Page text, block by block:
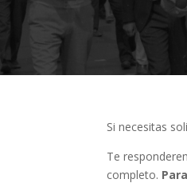
Si necesitas
Te
completo.